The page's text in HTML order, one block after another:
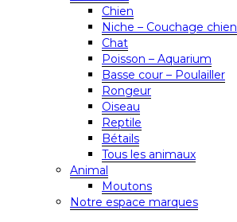
Chien
Niche – Couchage chien
Chat
Poisson – Aquarium
Basse cour – Poulailler
Rongeur
Oiseau
Reptile
Bétails
Tous les animaux
Animal
Moutons
Notre espace marques